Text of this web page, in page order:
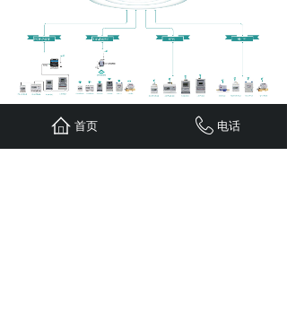
电表产品展示
首页 电话